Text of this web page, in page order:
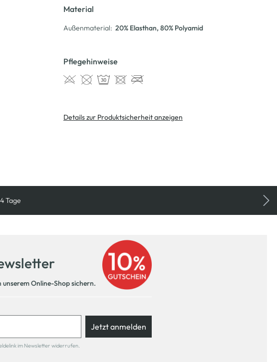
Material
Außenmaterial: 20% Elasthan, 80% Polyamid
Pflegehinweise
Details zur Produktsicherheit anzeigen
Tage
Online-Shop sichern.
Jetzt anmelden
im Newsletter widerrufen.